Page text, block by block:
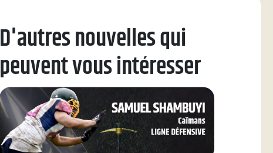
D'autres nouvelles qui
peuvent vous intéresser